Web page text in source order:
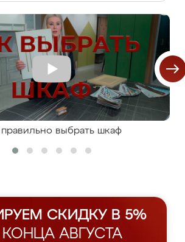
правильно выбрать шкаф
СКИДКУ В 5%
АВГУСТА